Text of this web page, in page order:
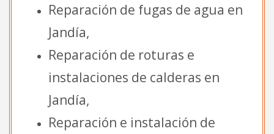
Reparación de fugas de agua en
Jandía,
Reparación de roturas e
instalaciones de calderas en
Jandía,
Reparación e instalación de